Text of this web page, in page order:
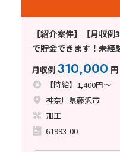
【紹介案件】【月収
で貯金できます！未
月収例 310,000 円
【時給】1,400円～
神奈川県藤沢市
加工
61993-00